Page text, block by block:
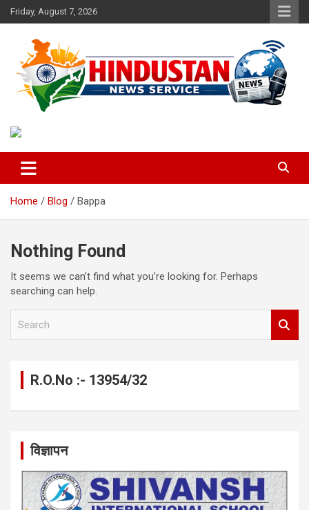
Skip
to
Friday, August 7, 2026
Hindustan News Service
Home Blog Bappa
Nothing Found
It seems we can’t find what you’re looking for. Perhaps
searching can help.
R.O.No :- 13954/32
विज्ञापन